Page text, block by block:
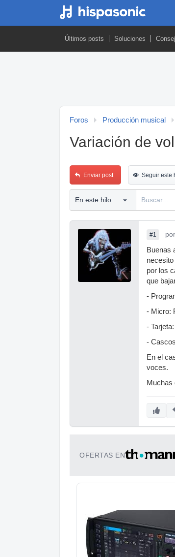
Últimos posts Soluciones
Foros Producción musical
Variación de
Enviar post Seguir este
#1 por
Buenas
por los
que
-
- Micro:
-
-
En el
voces.
Muchas
OFERTAS EN